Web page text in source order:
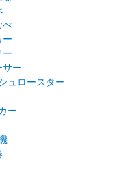
べ
ー
サー
ュロースター
ー